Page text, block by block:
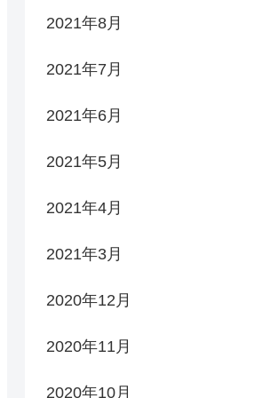
2021年8月
2021年7月
2021年6月
2021年5月
2021年4月
2021年3月
2020年12月
2020年11月
2020年10月